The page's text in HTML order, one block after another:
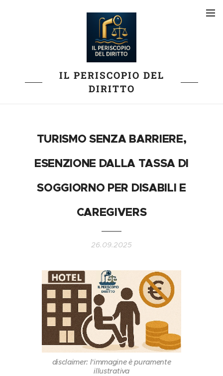
IL PERISCOPIO DEL
DIRITTO
TURISMO SENZA BARRIERE,
ESENZIONE DALLA TASSA DI
SOGGIORNO PER DISABILI E
CAREGIVERS
26.09.2025
disclaimer: l'immagine è puramente
illustrativa